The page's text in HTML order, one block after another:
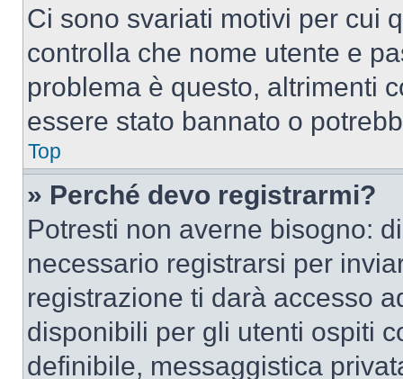
Ci sono svariati motivi per cui
controlla che nome utente e
problema è questo, altrimenti
essere stato bannato o
Top
» Perché devo registrarmi?
Potresti non averne bisogno:
necessario registrarsi per
registrazione ti darà accesso
disponibili per gli utenti ospiti
definibile, messaggistica